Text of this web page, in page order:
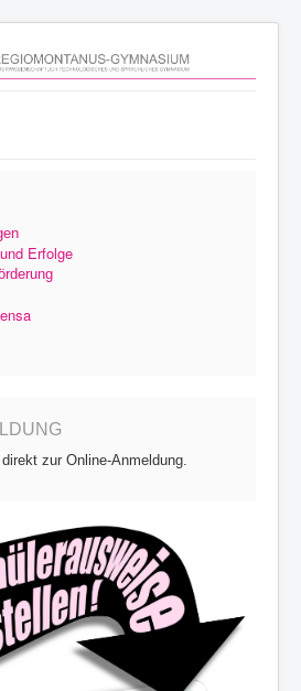
wünscht allen
erholsame
des Sekretariats:
Erfolge
zur Online-Anmeldung.